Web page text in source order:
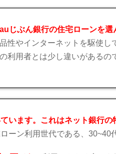
auじぶん銀行の住宅ローンを
品性やインターネットを駆使し
の利用者とは少し違いがあるの
います。これはネット銀行の
ーン利用世代である、30~40